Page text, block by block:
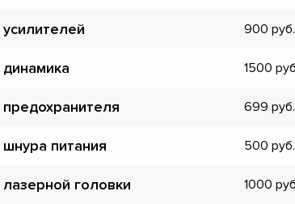
900
1500
699
питания 500
головки 1000